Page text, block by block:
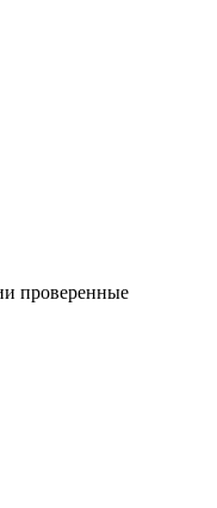
проверенные